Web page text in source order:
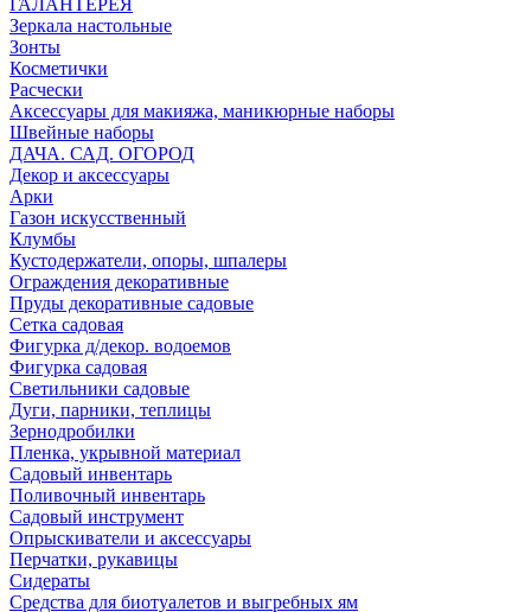
ГАЛАНТЕРЕЯ
Зеркала настольные
Зонты
Косметички
Расчески
Аксессуары для макияжа, маникюрные наборы
Швейные наборы
ДАЧА. САД. ОГОРОД
Декор и аксессуары
Арки
Газон искусственный
Клумбы
Кустодержатели, опоры, шпалеры
Ограждения декоративные
Пруды декоративные садовые
Сетка садовая
Фигурка д/декор. водоемов
Фигурка садовая
Светильники садовые
Дуги, парники, теплицы
Зернодробилки
Пленка, укрывной материал
Садовый инвентарь
Поливочный инвентарь
Садовый инструмент
Опрыскиватели и аксессуары
Перчатки, рукавицы
Сидераты
Средства для биотуалетов и выгребных ям